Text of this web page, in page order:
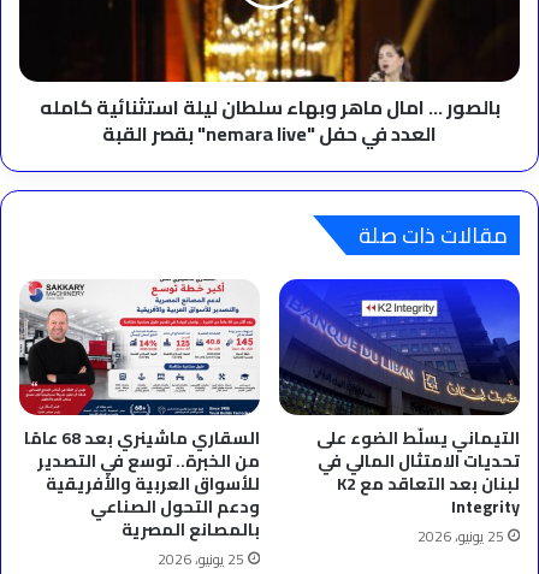
كامله
العدد
"nemara
بقصر
القبة
بالصور ... امال ماهر وبهاء سلطان ليلة استثنائية كامله
العدد في حفل "nemara live" بقصر القبة
مقالات ذات صلة
التيماني يسلّط الضوء على
تحديات الامتثال المالي في
لبنان بعد التعاقد مع K2
Integrity
25 يونيو، 2026
السقاري ماشينري بعد 68 عامًا
من الخبرة.. توسع في التصدير
للأسواق العربية والأفريقية
ودعم التحول الصناعي
بالمصانع المصرية
25 يونيو، 2026